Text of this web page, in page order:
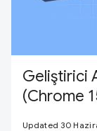
Geliştirici
(Chrome
Updated 30